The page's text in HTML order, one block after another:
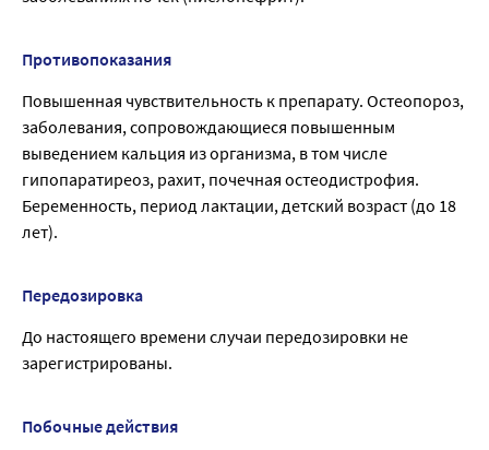
Противопоказания
Повышенная чувствительность к препарату. Остеопороз,
заболевания, сопровождающиеся повышенным
выведением кальция из организма, в том числе
гипопаратиреоз, рахит, почечная остеодистрофия.
Беременность, период лактации, детский возраст (до 18
лет).
Передозировка
До настоящего времени случаи передозировки не
зарегистрированы.
Побочные действия